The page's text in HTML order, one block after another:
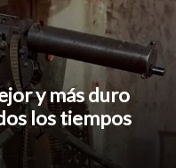
y más duro
los tiempos